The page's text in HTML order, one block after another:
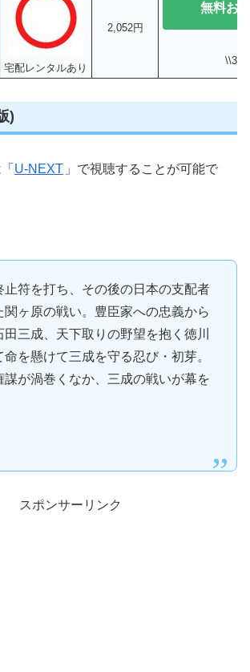
宅配レンタルあり
2,052円
無料お
\\30
)
U-NEXT 」で視聴することが可能で
止符を打ち、その後の日本の支配者
関ヶ原の戦い。豊臣家への忠義から
三成、天下取りの野望を抱く徳川
を懸けて三成を守る忍び・初芽。
謀が渦巻くなか、三成の戦いが幕を
スポンサーリンク